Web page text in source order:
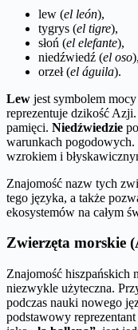
lew (el león),
tygrys (el tigre),
słoń (el elefante),
niedźwiedź (el oso),
orzeł (el águila).
Lew jest symbolem
reprezentuje dzikość Azji.
pamięci. Niedźwiedzie
warunkach pogodowych.
wzrokiem i
Znajomość nazw tych
tego języka, a także
ekosystemów na całym
Zwierzęta morskie
Znajomość hiszpańskich
niezwykle użyteczna.
podczas nauki nowego
podstawowy